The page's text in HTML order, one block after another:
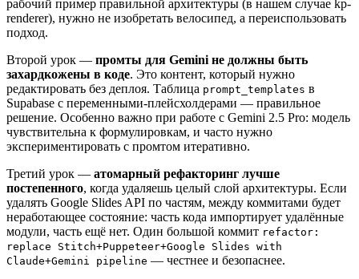
рабочий пример правильной архитектуры (в нашем случае kp-
renderer), нужно не изобретать велосипед, а переиспользовать
подход.
Второй урок — промты для Gemini не должны быть
захардкожены в коде. Это контент, который нужно
редактировать без деплоя. Таблица prompt_templates в
Supabase с переменными-плейсхолдерами — правильное
решение. Особенно важно при работе с Gemini 2.5 Pro: модель
чувствительна к формулировкам, и часто нужно
экспериментировать с промтом итеративно.
Третий урок — атомарный рефакторинг лучше
постепенного, когда удаляешь целый слой архитектуры. Если
удалять Google Slides API по частям, между коммитами будет
неработающее состояние: часть кода импортирует удалённые
модули, часть ещё нет. Один большой коммит refactor:
replace Stitch+Puppeteer+Google Slides with
Claude+Gemini pipeline — честнее и безопаснее.